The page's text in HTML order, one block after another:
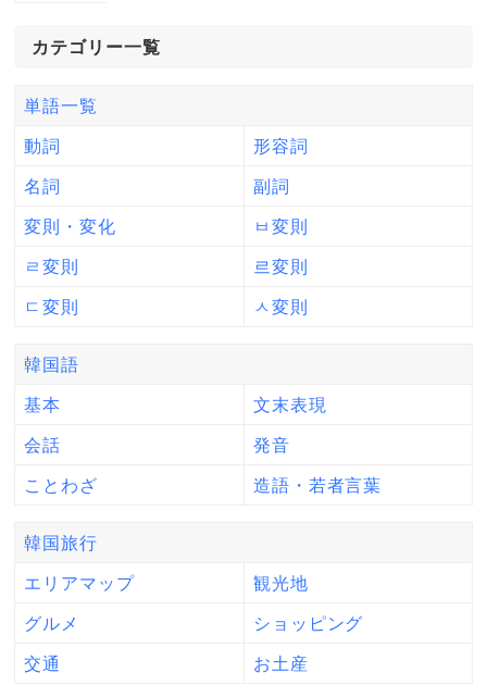
カテゴリー一覧
単語一覧
動詞 形容詞
名詞 副詞
変則・変化 ㅂ変則
ㄹ変則 르変則
ㄷ変則 ㅅ変則
韓国語
基本 文末表現
会話 発音
ことわざ 造語・若者言葉
韓国旅行
エリアマップ 観光地
グルメ ショッピング
交通 お土産